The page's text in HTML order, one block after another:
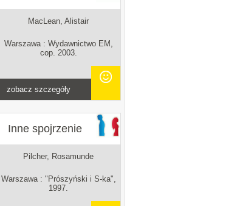
MacLean, Alistair
Warszawa : Wydawnictwo EM,
cop. 2003.
zobacz szczegóły
Inne spojrzenie
Pilcher, Rosamunde
Warszawa : "Prószyński i S-ka",
1997.